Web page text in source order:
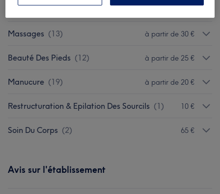
Massages (13) à partir de 30 €
Beauté Des Pieds (12) à partir de 25 €
Manucure (19) à partir de 20 €
Restructuration & Epilation Des Sourcils (1) 10 €
Soin Du Corps (2) 65 €
Avis sur l'établissement